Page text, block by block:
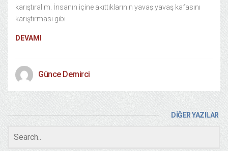
karıştıralım. İnsanın içine akıttıklarının yavaş yavaş kafasını
karıştırması gibi
DEVAMI
Günce Demirci
DİĞER YAZILAR